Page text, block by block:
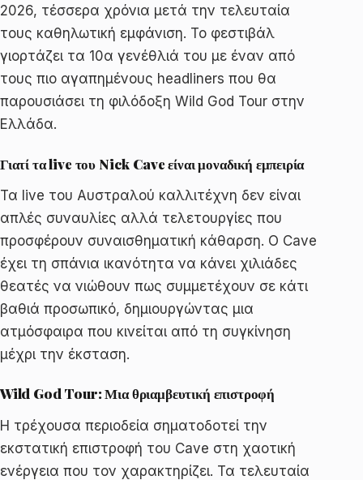
2026, τέσσερα χρόνια μετά την τελευταία
τους καθηλωτική εμφάνιση. Το φεστιβάλ
γιορτάζει τα 10α γενέθλιά του με έναν από
τους πιο αγαπημένους headliners που θα
παρουσιάσει τη φιλόδοξη Wild God Tour στην
Ελλάδα.
Γιατί τα live του Nick Cave είναι μοναδική εμπειρία
Τα live του Αυστραλού καλλιτέχνη δεν είναι
απλές συναυλίες αλλά τελετουργίες που
προσφέρουν συναισθηματική κάθαρση. Ο Cave
έχει τη σπάνια ικανότητα να κάνει χιλιάδες
θεατές να νιώθουν πως συμμετέχουν σε κάτι
βαθιά προσωπικό, δημιουργώντας μια
ατμόσφαιρα που κινείται από τη συγκίνηση
μέχρι την έκσταση.
Wild God Tour: Μια θριαμβευτική επιστροφή
Η τρέχουσα περιοδεία σηματοδοτεί την
εκστατική επιστροφή του Cave στη χαοτική
ενέργεια που τον χαρακτηρίζει. Τα τελευταία